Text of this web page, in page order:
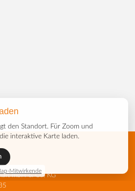
den Standort. Für Zoom und
interaktive Karte laden.
Mitwirkende
mbH & Co. KG